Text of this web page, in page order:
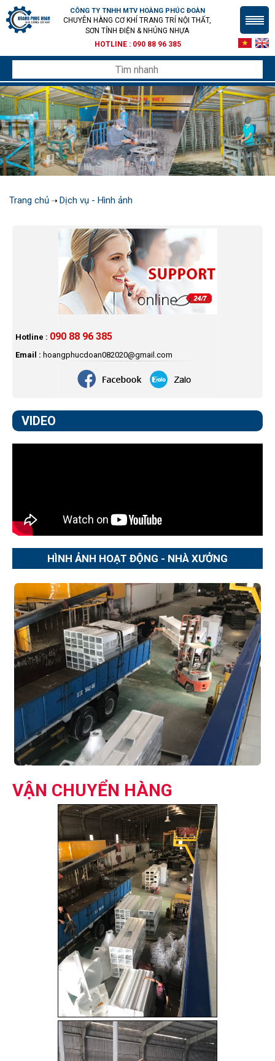
CÔNG TY TNHH MTV HOÀNG PHÚC ĐOÀN
CHUYÊN HÀNG CƠ KHÍ TRANG TRÍ NỘI THẤT,
SƠN TỈNH ĐIỆN & NHÚNG NHỰA
HOTLINE : 090 88 96 385
Trang chủ ➝ Dịch vụ - Hình ảnh
Hotline : 090 88 96 385
Email : hoangphucdoan082020@gmail.com
VIDEO
HÌNH ẢNH HOẠT ĐỘNG - NHÀ XƯỞNG
VẬN CHUYỂN HÀNG